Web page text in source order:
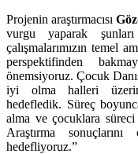
Projenin araştırmacısı
vurgu yaparak
çalışmalarımızın temel
perspektifinden
önemsiyoruz. Çocuk
iyi olma halleri
hedefledik. Süreç
alma ve çocuklara süreci
Araştırma
hedefliyoruz.”